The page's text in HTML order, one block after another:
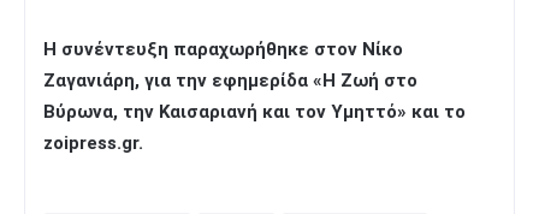
Η συνέντευξη παραχωρήθηκε στον Νίκο
Ζαγανιάρη, για την εφημερίδα «Η Ζωή στο
Βύρωνα, την Καισαριανή και τον Υμηττό» και το
zoipress.gr.